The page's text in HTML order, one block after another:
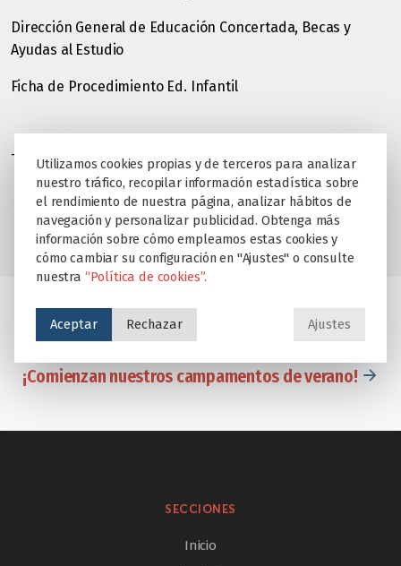
Dirección General de Educación Concertada, Becas y
Ayudas al Estudio
Ficha de Procedimiento Ed. Infantil
También puede solicitar información en el teléfono 012.
Resultados EVAU 2020
¡Comienzan nuestros campamentos de verano!
SECCIONES
Inicio
Utilizamos cookies propias y de terceros para analizar
nuestro tráfico, recopilar información estadística sobre
el rendimiento de nuestra página, analizar hábitos de
navegación y personalizar publicidad. Obtenga más
información sobre cómo empleamos estas cookies y
cómo cambiar su configuración en "Ajustes" o consulte
nuestra “Política de cookies”.
Aceptar Rechazar Ajustes